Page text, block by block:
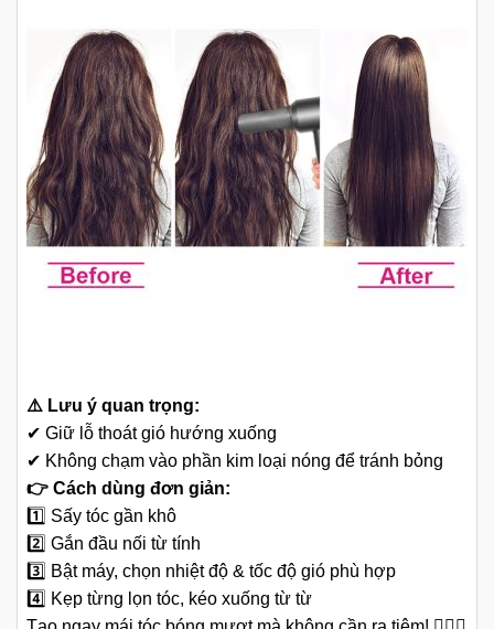
⚠️ Lưu ý quan trọng:
✔ Giữ lỗ thoát gió hướng xuống
✔ Không chạm vào phần kim loại nóng để tránh bỏng
👉 Cách dùng đơn giản:
1️⃣ Sấy tóc gần khô
2️⃣ Gắn đầu nối từ tính
3️⃣ Bật máy, chọn nhiệt độ & tốc độ gió phù hợp
4️⃣ Kẹp từng lọn tóc, kéo xuống từ từ